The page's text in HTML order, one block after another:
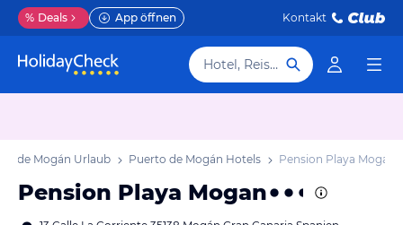
% Deals App öffnen Kontakt
Hotel, Reiseziel
de Mogán Urlaub Puerto de Mogán Hotels Pension Playa Mogan
Pension Playa Mogan